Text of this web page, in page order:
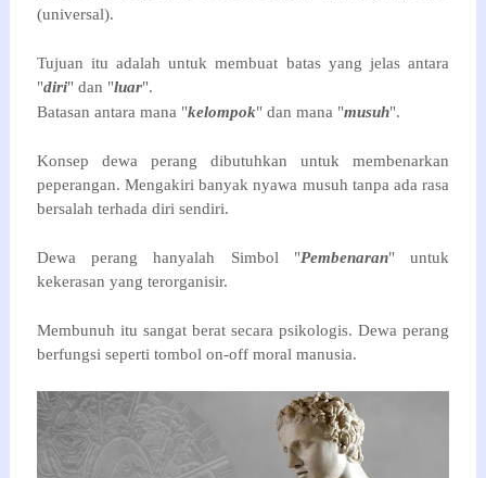
(universal).
Tujuan itu adalah untuk membuat batas yang jelas antara
"diri" dan "luar".
Batasan antara mana "kelompok" dan mana "musuh".
Konsep dewa perang dibutuhkan untuk membenarkan
peperangan. Mengakiri banyak nyawa musuh tanpa ada rasa
bersalah terhada diri sendiri.
Dewa perang hanyalah Simbol "Pembenaran" untuk
kekerasan yang terorganisir.
Membunuh itu sangat berat secara psikologis. Dewa perang
berfungsi seperti tombol on-off moral manusia.